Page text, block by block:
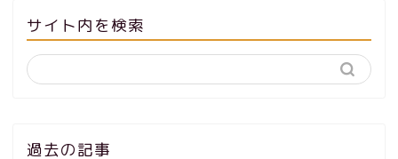
サイト内を検索
過去の記事